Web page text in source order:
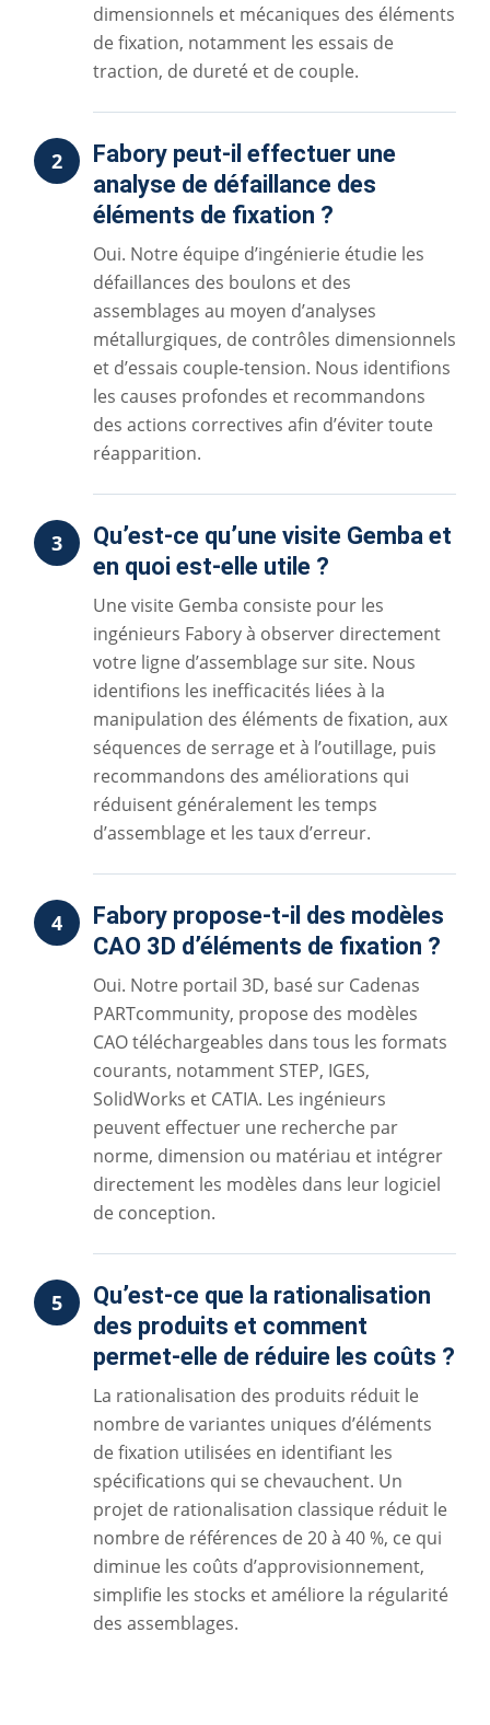
dimensionnels et mécaniques des éléments
de fixation, notamment les essais de
traction, de dureté et de couple.
2
Fabory peut-il effectuer une
analyse de défaillance des
éléments de fixation ?
Oui. Notre équipe d’ingénierie étudie les
défaillances des boulons et des
assemblages au moyen d’analyses
métallurgiques, de contrôles dimensionnels
et d’essais couple-tension. Nous identifions
les causes profondes et recommandons
des actions correctives afin d’éviter toute
réapparition.
3
Qu’est-ce qu’une visite Gemba et
en quoi est-elle utile ?
Une visite Gemba consiste pour les
ingénieurs Fabory à observer directement
votre ligne d’assemblage sur site. Nous
identifions les inefficacités liées à la
manipulation des éléments de fixation, aux
séquences de serrage et à l’outillage, puis
recommandons des améliorations qui
réduisent généralement les temps
d’assemblage et les taux d’erreur.
4
Fabory propose-t-il des modèles
CAO 3D d’éléments de fixation ?
Oui. Notre portail 3D, basé sur Cadenas
PARTcommunity, propose des modèles
CAO téléchargeables dans tous les formats
courants, notamment STEP, IGES,
SolidWorks et CATIA. Les ingénieurs
peuvent effectuer une recherche par
norme, dimension ou matériau et intégrer
directement les modèles dans leur logiciel
de conception.
5
Qu’est-ce que la rationalisation
des produits et comment
permet-elle de réduire les coûts ?
La rationalisation des produits réduit le
nombre de variantes uniques d’éléments
de fixation utilisées en identifiant les
spécifications qui se chevauchent. Un
projet de rationalisation classique réduit le
nombre de références de 20 à 40 %, ce qui
diminue les coûts d’approvisionnement,
simplifie les stocks et améliore la régularité
des assemblages.